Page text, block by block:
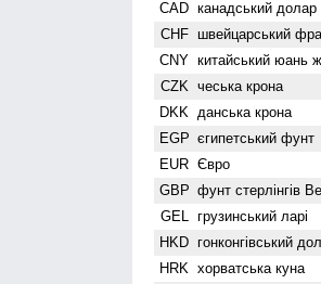
CAD канадський долар
CHF швейцарський
CNY китайський юань
CZK чеська крона
DKK данська крона
EGP єгипетський фунт
EUR Євро
GBP фунт стерлінгів
GEL грузинський ларі
HKD гонконгівський
HRK хорватська куна